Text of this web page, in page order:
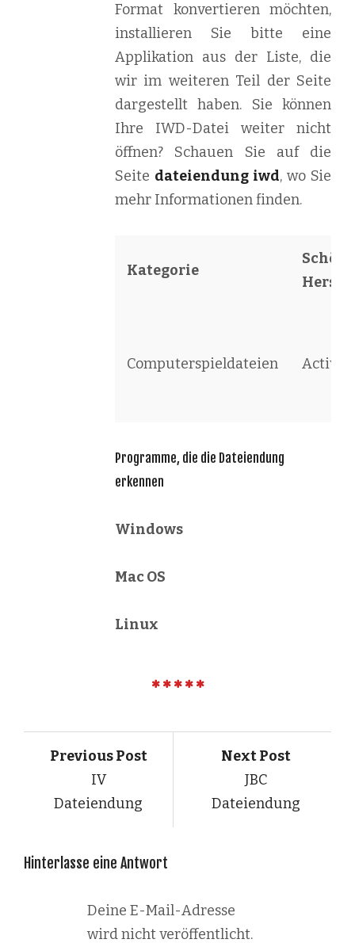
Format konvertieren möchten,
installieren Sie bitte eine
Applikation aus der Liste, die
wir im weiteren Teil der Seite
dargestellt haben. Sie können
Ihre IWD-Datei weiter nicht
öffnen? Schauen Sie auf die
Seite dateiendung iwd, wo Sie
mehr Informationen finden.
Kategorie
Computerspieldateien
Programme, die die Dateiendung
erkennen
Windows
Mac OS
Linux
Previous Post
IV
Dateiendung
Next Post
JBC
Dateiendung
Hinterlasse eine Antwort
Deine E-Mail-Adresse
wird nicht veröffentlicht.